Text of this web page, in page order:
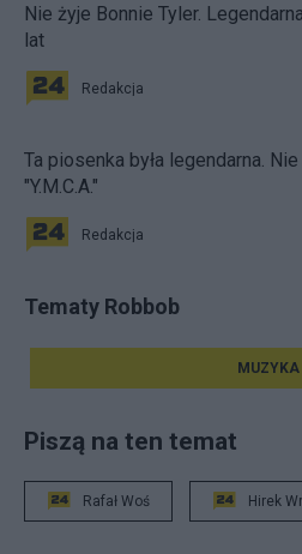
Nie żyje Bonnie Tyler.
lat
Redakcja
Ta piosenka była legendarna.
"Y.M.C.A."
Redakcja
Tematy Robbob
MUZYKA
Piszą na ten temat
Rafał Woś Hirek